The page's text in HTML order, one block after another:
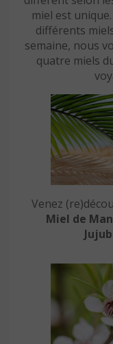
miel est
différents
semaine, nous
quatre miels
Venez
Miel de